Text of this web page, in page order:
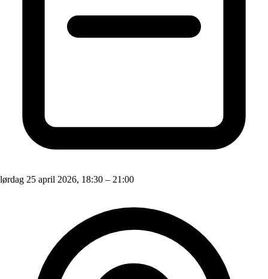
lørdag 25 april 2026, 18:30 – 21:00